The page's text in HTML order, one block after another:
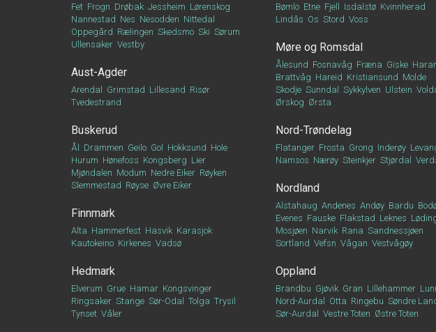
Fet Frogn Drøbak Jessheim Lørenskog
Nannestad Nes Nesodden Nittedal
Oppegård Rælingen Skedsmo Ski Sørum
Ullensaker Vestby
Aust-Agder
Arendal Grimstad Lillesand Risør
Tvedestrand
Buskerud
Ål Drammen Geilo Gol Hokksund Hole
Hurum Hønefoss Kongsberg Lier
Mjøndalen Modum Nedre Eiker Røyken
Slemmestad Røyse Øvre Eiker
Finnmark
Alta Hammerfest Hasvik Karasjok
Kautokeino Kirkenes Vadsø
Hedmark
Elverum Grue Hamar Kongsvinger
Ringsaker Stange Sør-Odal Tolga Trysil
Tynset Våler
Bømlo Etne Fjell Isdalstø Kvinnherad
Lindås Os Stord Voss
Møre og Romsdal
Ålesund Fosnavåg Fræna Giske
Brattvåg Hareid Kristiansund Molde
Skodje Sunndal Sykkylven Ulstein
Ørskog Ørsta
Nord-Trøndelag
Flatanger Frosta Grong Inderøy
Namsos Nærøy Steinkjer Stjørdal
Nordland
Alstahaug Andenes Andøy Bardu
Evenes Fauske Flakstad Leknes
Mosjøen Narvik Rana Sandnessjøen
Sortland Vefsn Vågan Vestvågøy
Oppland
Brandbu Gjøvik Gran Lillehammer
Nord-Aurdal
Otta Ringebu Søndre
Sør-Aurdal
Vestre Toten Østre Toten